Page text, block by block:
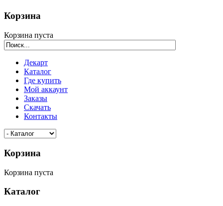
Корзина
Корзина пуста
Декарт
Каталог
Где купить
Мой аккаунт
Заказы
Скачать
Контакты
Корзина
Корзина пуста
Каталог